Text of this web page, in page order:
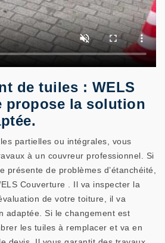
de tuiles : WELS
propose la solution
partielles ou intégrales, vous
à un couvreur professionnel. Si
présente de problèmes d’étanchéité,
Couverture . Il va inspecter la
de votre toiture, il va
adaptée. Si le changement est
les tuiles à remplacer et va en